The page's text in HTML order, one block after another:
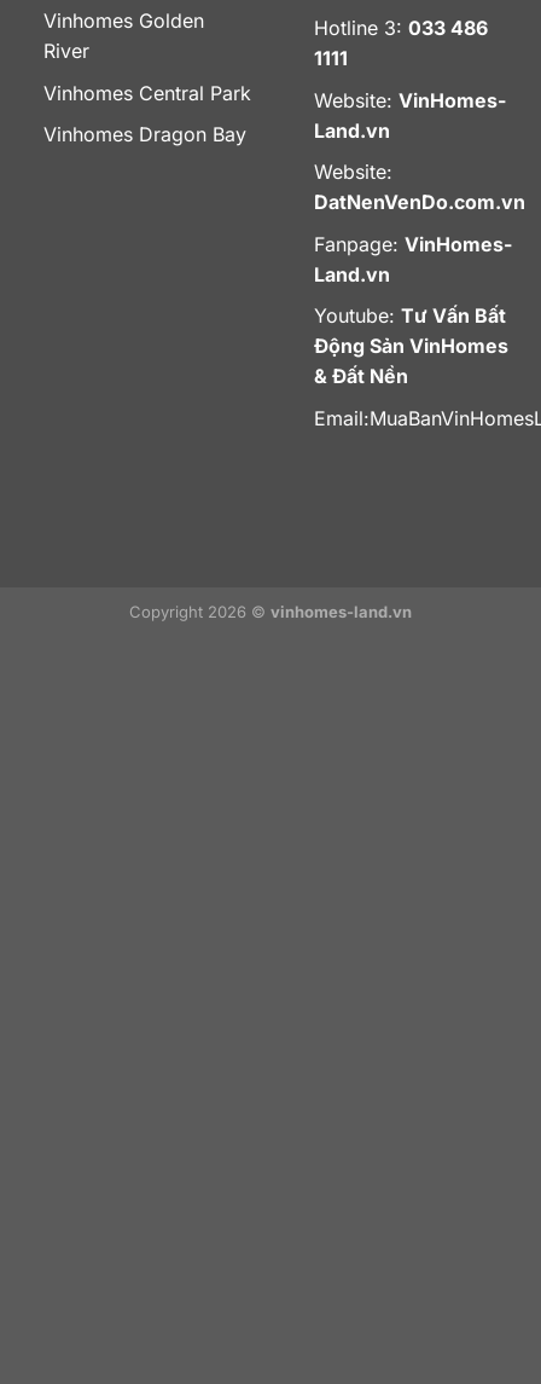
Vinhomes Golden
River
Vinhomes Central Park
Vinhomes Dragon Bay
Hotline 3: 033 486
1111
Website: VinHomes-
Land.vn
Website:
DatNenVenDo.com.vn
Fanpage: VinHomes-
Land.vn
Youtube: Tư Vấn Bất
Động Sản VinHomes
& Đất Nền
Email:
Copyright 2026 © vinhomes-land.vn